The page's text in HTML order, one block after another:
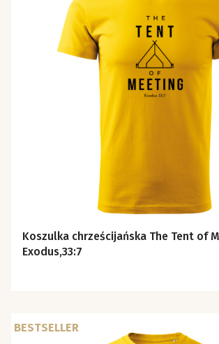
Koszulka chrześcijańska The Tent of Meeting
Exodus,33:7
BESTSELLER